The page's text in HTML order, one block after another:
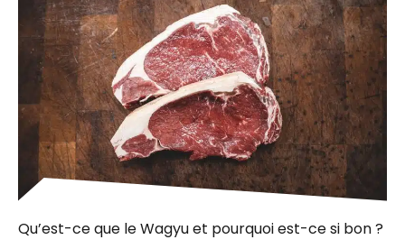
Qu’est-ce que le Wagyu et pourquoi est-ce si bon ?